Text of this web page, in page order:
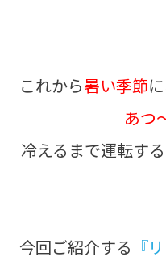
これから暑い季節
あつ
冷えるまで運転す
今回ご紹介する 『